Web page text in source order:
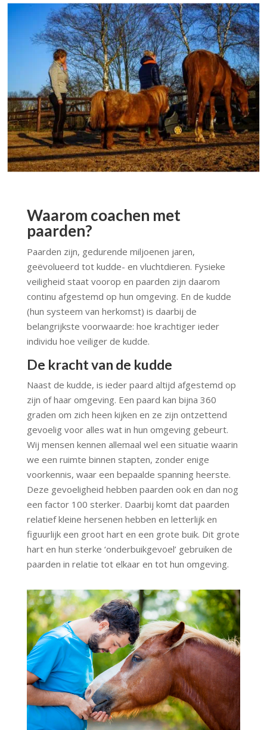
Waarom coachen met
paarden?
Paarden zijn, gedurende miljoenen jaren,
geëvolueerd tot kudde- en vluchtdieren. Fysieke
veiligheid staat voorop en paarden zijn daarom
continu afgestemd op hun omgeving. En de kudde
(hun systeem van herkomst) is daarbij de
belangrijkste voorwaarde: hoe krachtiger ieder
individu hoe veiliger de kudde.
De kracht van de kudde
Naast de kudde, is ieder paard altijd afgestemd op
zijn of haar omgeving. Een paard kan bijna 360
graden om zich heen kijken en ze zijn ontzettend
gevoelig voor alles wat in hun omgeving gebeurt.
Wij mensen kennen allemaal wel een situatie waarin
we een ruimte binnen stapten, zonder enige
voorkennis, waar een bepaalde spanning heerste.
Deze gevoeligheid hebben paarden ook en dan nog
een factor 100 sterker. Daarbij komt dat paarden
relatief kleine hersenen hebben en letterlijk en
figuurlijk een groot hart en een grote buik. Dit grote
hart en hun sterke ‘onderbuikgevoel’ gebruiken de
paarden in relatie tot elkaar en tot hun omgeving.